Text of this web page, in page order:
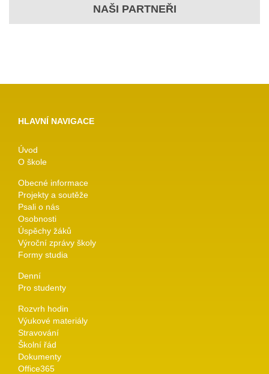
NAŠI PARTNEŘI
HLAVNÍ NAVIGACE
Úvod
O škole
Obecné informace
Projekty a soutěže
Psali o nás
Osobnosti
Úspěchy žáků
Výroční zprávy školy
Formy studia
Denní
Pro studenty
Rozvrh hodin
Výukové materiály
Stravování
Školní řád
Dokumenty
Office365